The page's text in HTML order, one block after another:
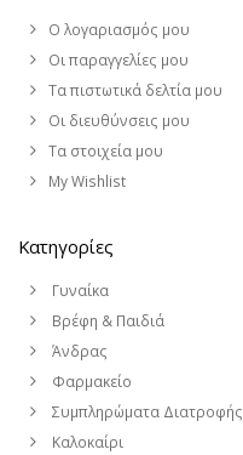
Ο λογαριασμός μου
Οι παραγγελίες μου
Τα πιστωτικά δελτία μου
Οι διευθύνσεις μου
Τα στοιχεία μου
My Wishlist
Κατηγορίες
Γυναίκα
Βρέφη & Παιδιά
Άνδρας
Φαρμακείο
Συμπληρώματα Διατροφής
Καλοκαίρι